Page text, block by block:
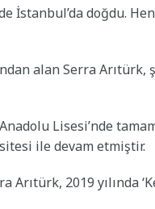
İstanbul’da doğdu.
alan Serra Arıtürk,
Lisesi’nde
ile devam etmiştir.
Arıtürk, 2019 yılında